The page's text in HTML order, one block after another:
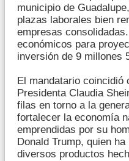
municipio de
plazas laborales bien
empresas
económicos para
inversión de 9 millones
El mandatario coincidió
Presidenta Claudia
filas en torno a la
fortalecer la economía
emprendidas por su
Donald Trump, quien
diversos productos